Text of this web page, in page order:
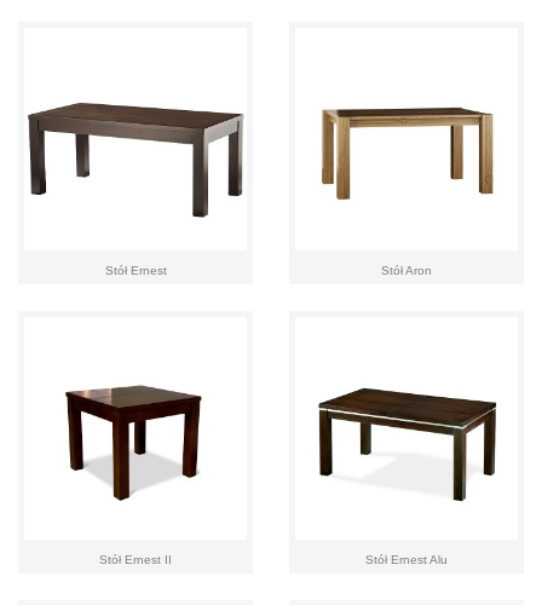
Stół Ernest Stół Aron
Stół Ernest II Stół Ernest Alu